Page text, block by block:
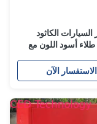
الكاثود
طلاء أسود اللون مع
الاستفسار الآن